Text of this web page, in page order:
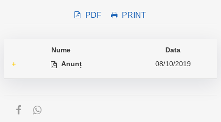
PDF PRINT
Nume
Data
+
Anunț 08/10/2019